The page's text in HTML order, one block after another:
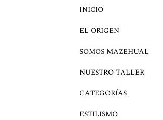
INICIO
EL ORIGEN
SOMOS MAZEHUAL
NUESTRO TALLER
CATEGORÍAS
ESTILISMO